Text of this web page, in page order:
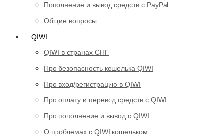
Пополнение и вывод средств с PayPal
Общие вопросы
QIWI
QIWI в странах СНГ
Про безопасность кошелька QIWI
Про вход/регистрацию в QIWI
Про оплату и перевод средств c QIWI
Про пополнение и вывод с QIWI
О проблемах с QIWI кошельком